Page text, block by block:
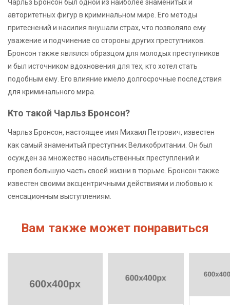
Чарльз Бронсон был одной из наиболее знаменитых и
авторитетных фигур в криминальном мире. Его методы
притеснений и насилия внушали страх, что позволяло ему
уважение и подчинение со стороны других преступников.
Бронсон также являлся образцом для молодых преступников
и был источником вдохновения для тех, кто хотел стать
подобным ему. Его влияние имело долгосрочные последствия
для криминального мира.
Кто такой Чарльз Бронсон?
Чарльз Бронсон, настоящее имя Михаил Петрович, известен
как самый знаменитый преступник Великобритании. Он был
осужден за множество насильственных преступлений и
провел большую часть своей жизни в тюрьме. Бронсон также
известен своими эксцентричными действиями и любовью к
сенсационным выступлениям.
Вам также может понравиться